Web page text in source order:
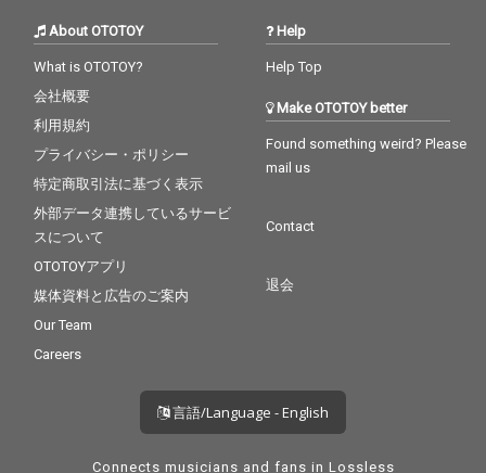
About OTOTOY
What is OTOTOY?
会社概要
利用規約
プライバシー・ポリシー
特定商取引法に基づく表示
外部データ連携しているサービ
スについて
OTOTOYアプリ
媒体資料と広告のご案内
Our Team
Careers
Help
Help Top
Make OTOTOY better
Found something weird? Please
mail us
Contact
退会
言語/Language - English
Connects musicians and fans in Lossless